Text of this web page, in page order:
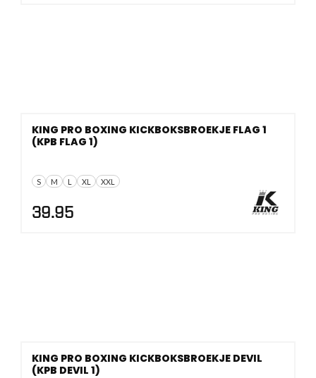
S M L XL XXL
KING PRO BOXING KICKBOKSBROEKJE FLAG 1
(KPB FLAG 1)
39.95
KING PRO BOXING KICKBOKSBROEKJE DEVIL
(KPB DEVIL 1)